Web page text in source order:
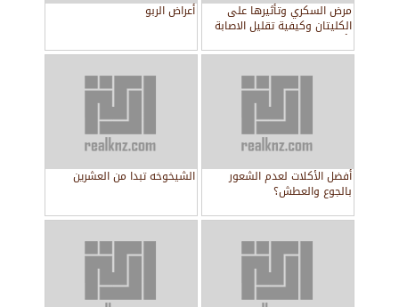
مرض السكري وتأثيرها على
الكليتان وكيفية تقليل الاصابة
بأمراض الكلى
أعراض الربو
أفضل الأكلات لعدم الشعور
بالجوع والعطش؟
الشيخوخه تبدا من العشرين